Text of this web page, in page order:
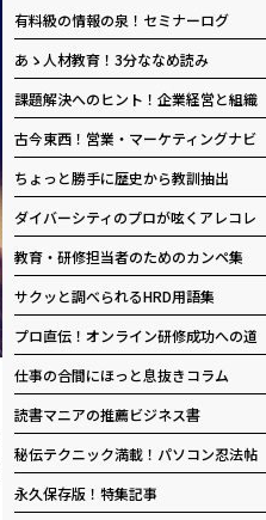
有料級の情報の泉！セミナーログ
あゝ人材教育！3分ななめ読み
課題解決へのヒント！企業経営と組織
古今東西！営業・マーケティングナビ
ちょっと勝手に歴史から教訓抽出
ダイバーシティのプロが呟くアレコレ
教育・研修担当者のためのカンペ集
サクッと調べられるHRD用語集
プロ直伝！オンライン研修成功への道
仕事の合間にほっと息抜きコラム
読書マニアの推薦ビジネス書
秘伝テクニック満載！パソコン忍法帖
永久保存版！特集記事